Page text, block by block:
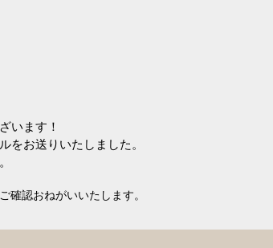
います！
をお送りいたしました。
確認おねがいいたします。